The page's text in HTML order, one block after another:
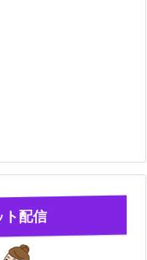
ト配信